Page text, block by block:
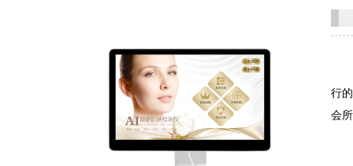
近
行
会
想